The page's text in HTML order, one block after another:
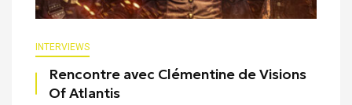
INTERVIEWS
Rencontre avec Clémentine de Visions
Of Atlantis